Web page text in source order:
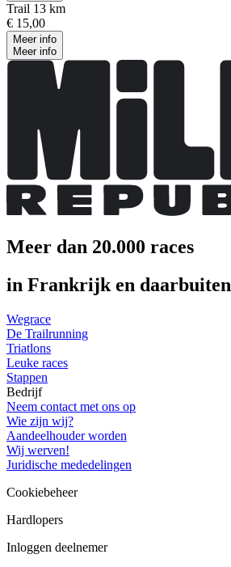
Trail 13 km
€ 15,00
Meer info
Meer info
Meer dan 20.000 races
in Frankrijk en daarbuiten
Wegrace
De Trailrunning
Triatlons
Leuke races
Stappen
Bedrijf
Neem contact met ons op
Wie zijn wij?
Aandeelhouder worden
Wij werven!
Juridische mededelingen
Cookiebeheer
Hardlopers
Inloggen deelnemer